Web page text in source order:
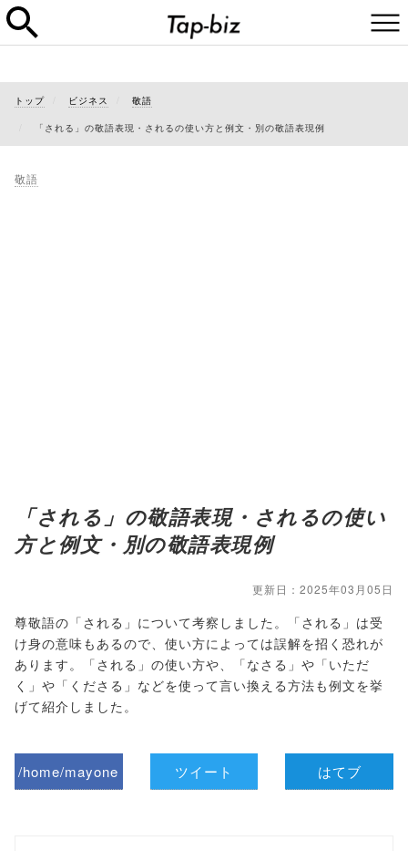
トップ ビジネス 敬語
「される」の敬語表現・されるの使い方と例文・別の敬語表現例
敬語
「される」の敬語表現・されるの使い
方と例文・別の敬語表現例
更新日：2025年03月05日
尊敬語の「される」について考察しました。「される」は受
け身の意味もあるので、使い方によっては誤解を招く恐れが
あります。「される」の使い方や、「なさる」や「いただ
く」や「くださる」などを使って言い換える方法も例文を挙
げて紹介しました。
/home/mayone
ツイート はてブ